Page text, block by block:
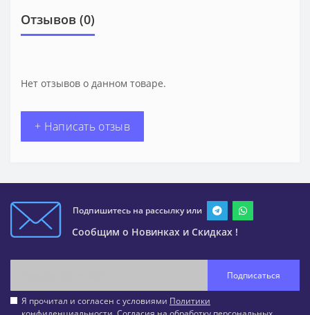
Отзывов (0)
Нет отзывов о данном товаре.
+ Написать отзыв
Подпишитесь на рассылку или
Сообщим о Новинках и Скидках !
Подписаться
Я прочитал и согласен с условиями Политики